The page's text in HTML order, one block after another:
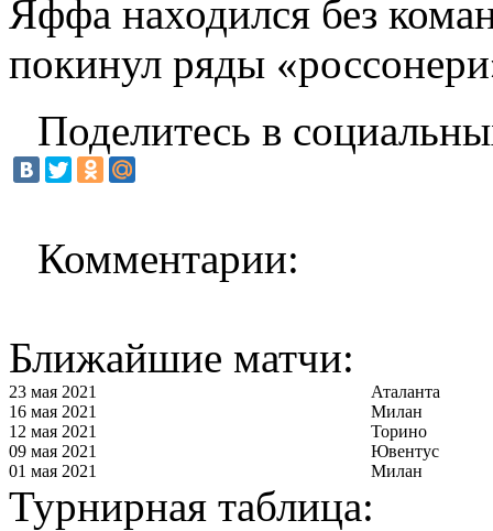
Яффа находился без
покинул ряды
Поделитесь в
Комментарии:
Ближайшие матчи:
23 мая 2021
Аталанта
16 мая 2021
Милан
12 мая 2021
Торино
09 мая 2021
Ювентус
01 мая 2021
Милан
Турнирная таблица: